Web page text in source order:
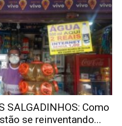
SALGADINHOS: Como
se reinventando...